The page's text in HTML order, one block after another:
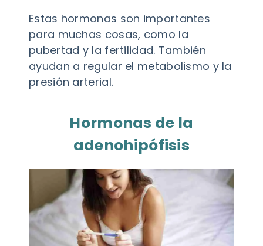
Estas hormonas son importantes
para muchas cosas, como la
pubertad y la fertilidad. También
ayudan a regular el metabolismo y la
presión arterial.
Hormonas de la
adenohipófisis